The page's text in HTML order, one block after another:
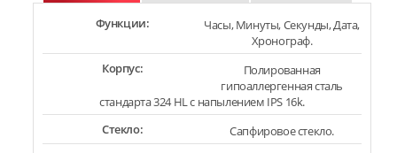
Функции:
Часы, Минуты, Секунды, Дата,
Хронограф.
Корпус:
Полированная
гипоаллергенная сталь
стандарта 324 HL с напылением IPS 16k.
Стекло:
Сапфировое стекло.